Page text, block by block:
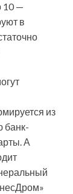
10 —
в
из
банк-
А